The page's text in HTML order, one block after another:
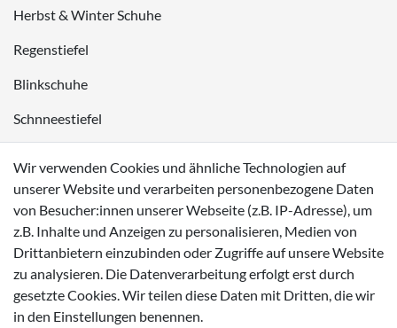
Herbst & Winter Schuhe
Regenstiefel
Blinkschuhe
Schnneestiefel
Sneaker
Zahlungsmöglichkeiten
Wir verwenden Cookies und ähnliche Technologien auf
unserer Website und verarbeiten personenbezogene Daten
von Besucher:innen unserer Webseite (z.B. IP-Adresse), um
z.B. Inhalte und Anzeigen zu personalisieren, Medien von
Drittanbietern einzubinden oder Zugriffe auf unsere Website
zu analysieren. Die Datenverarbeitung erfolgt erst durch
gesetzte Cookies. Wir teilen diese Daten mit Dritten, die wir
in den Einstellungen benennen.